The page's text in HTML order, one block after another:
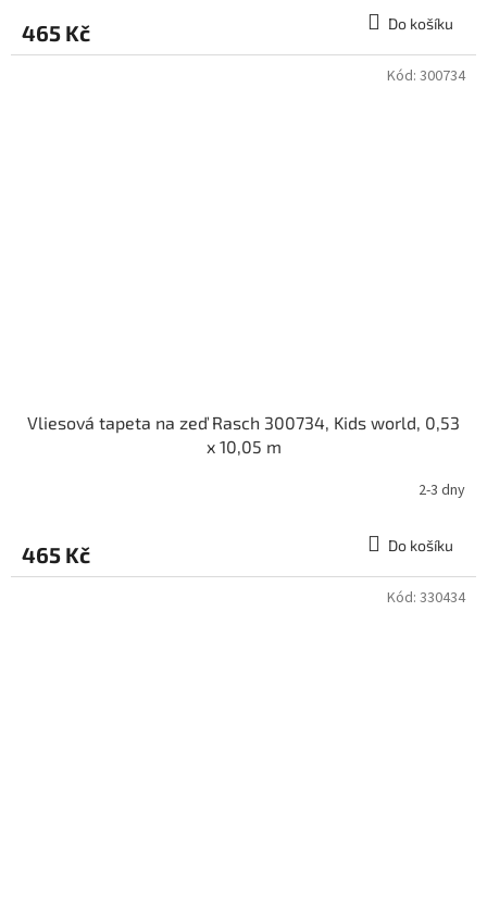
465 Kč Do košíku
Vliesová tapeta na zeď Rasch 300734, Kids world, 0,53
x 10,05 m
2-3 dny
465 Kč Do košíku
Kód: 300734
Kód: 330434